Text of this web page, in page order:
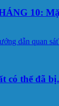
10:
dẫn quan sát
có thể đã